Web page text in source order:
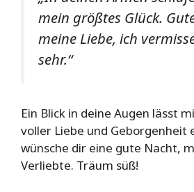
mein größtes Glück.
meine Liebe, ich
sehr.“
Ein Blick in deine Augen lässt
voller Liebe und Geborgenheit
wünsche dir eine gute Nacht,
Verliebte. Träum süß!